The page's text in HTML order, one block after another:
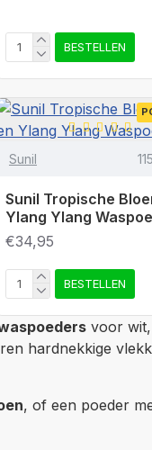
voor
hardnekkige
, of een poeder
BESTELLEN
Sunil
Sunil Tropische
Ylang Ylang
€34,95
BESTELLEN